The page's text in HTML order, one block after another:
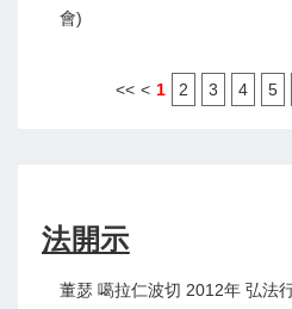
會)
<< < 1 2 3 4 5
法開示
董瑟 噶拉仁波切 2012年 弘法